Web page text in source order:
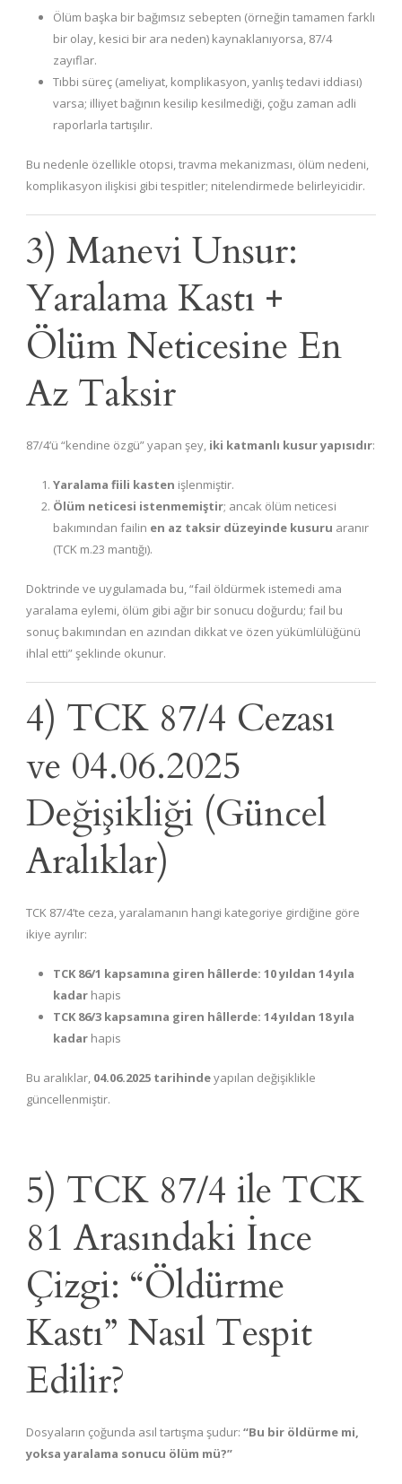
Ölüm başka bir bağımsız sebepten (örneğin tamamen farklı
bir olay, kesici bir ara neden) kaynaklanıyorsa, 87/4
zayıflar.
Tıbbi süreç (ameliyat, komplikasyon, yanlış tedavi iddiası)
varsa; illiyet bağının kesilip kesilmediği, çoğu zaman adli
raporlarla tartışılır.
Bu nedenle özellikle otopsi, travma mekanizması, ölüm nedeni,
komplikasyon ilişkisi gibi tespitler; nitelendirmede belirleyicidir.
3) Manevi Unsur:
Yaralama Kastı +
Ölüm Neticesine En
Az Taksir
87/4’ü “kendine özgü” yapan şey, iki katmanlı kusur yapısıdır:
Yaralama fiili kasten işlenmiştir.
Ölüm neticesi istenmemiştir; ancak ölüm neticesi
bakımından failin en az taksir düzeyinde kusuru aranır
(TCK m.23 mantığı).
Doktrinde ve uygulamada bu, “fail öldürmek istemedi ama
yaralama eylemi, ölüm gibi ağır bir sonucu doğurdu; fail bu
sonuç bakımından en azından dikkat ve özen yükümlülüğünü
ihlal etti” şeklinde okunur.
4) TCK 87/4 Cezası
ve 04.06.2025
Değişikliği (Güncel
Aralıklar)
TCK 87/4’te ceza, yaralamanın hangi kategoriye girdiğine göre
ikiye ayrılır:
TCK 86/1 kapsamına giren hâllerde: 10 yıldan 14 yıla
kadar hapis
TCK 86/3 kapsamına giren hâllerde: 14 yıldan 18 yıla
kadar hapis
Bu aralıklar, 04.06.2025 tarihindeyapılan değişiklikle
güncellenmiştir.
5) TCK 87/4 ile TCK
81 Arasındaki İnce
Çizgi: “Öldürme
Kastı” Nasıl Tespit
Edilir?
Dosyaların çoğunda asıl tartışma şudur: “Bu bir öldürme mi,
yoksa yaralama sonucu ölüm mü?”